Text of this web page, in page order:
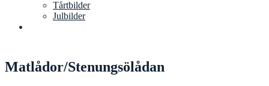
Tårtbilder
Julbilder
Matlådor/Stenungsölådan